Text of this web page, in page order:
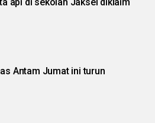
Antam Jumat ini turun